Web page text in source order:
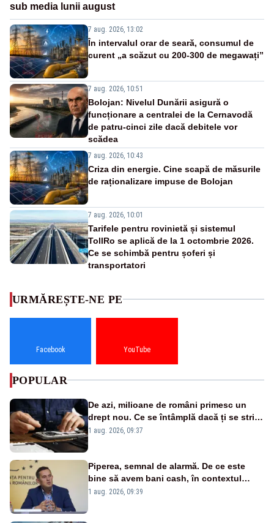
sub media lunii august
7 aug. 2026, 13:02
În intervalul orar de seară, consumul de
curent „a scăzut cu 200-300 de megawați”
7 aug. 2026, 10:51
Bolojan: Nivelul Dunării asigură o
funcționare a centralei de la Cernavodă
de patru-cinci zile dacă debitele vor
scădea
7 aug. 2026, 10:43
Criza din energie. Cine scapă de măsurile
de raționalizare impuse de Bolojan
7 aug. 2026, 10:01
Tarifele pentru rovinietă și sistemul
TollRo se aplică de la 1 octombrie 2026.
Ce se schimbă pentru șoferi și
transportatori
URMĂREȘTE-NE PE
Facebook YouTube
POPULAR
De azi, milioane de români primesc un
drept nou. Ce se întâmplă dacă ți se strică
un produs
1 aug. 2026, 09:37
Piperea, semnal de alarmă. De ce este
bine să avem bani cash, în contextul
alertei energetice?
1 aug. 2026, 09:39